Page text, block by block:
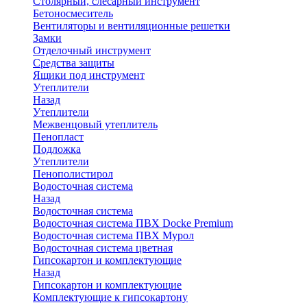
Бетоносмеситель
Вентиляторы и вентиляционные решетки
Замки
Отделочный инструмент
Средства защиты
Ящики под инструмент
Утеплители
Назад
Утеплители
Межвенцовый утеплитель
Пенопласт
Подложка
Утеплители
Пенополистирол
Водосточная система
Назад
Водосточная система
Водосточная система ПВХ Docke Premium
Водосточная система ПВХ Мурол
Водосточная система цветная
Гипсокартон и комплектующие
Назад
Гипсокартон и комплектующие
Комплектующие к гипсокартону